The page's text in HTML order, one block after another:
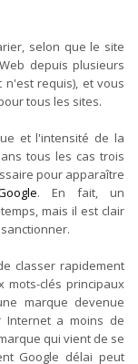
selon que le site
depuis plusieurs
requis), et vous
tous les sites.
et l'intensité de la
tous les cas trois
pour apparaître
. En fait, un
mais il est clair
classer rapidement
mots-clés principaux
marque devenue
Internet a moins de
qui vient de se
Google délai peut